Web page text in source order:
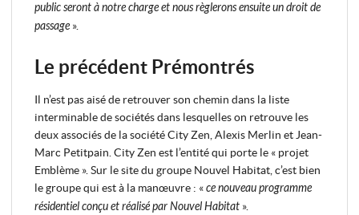
public seront à notre charge et nous règlerons ensuite un droit de
passage ».
Le précédent Prémontrés
Il n’est pas aisé de retrouver son chemin dans la liste
interminable de sociétés dans lesquelles on retrouve les
deux associés de la société City Zen, Alexis Merlin et Jean-
Marc Petitpain. City Zen est l’entité qui porte le « projet
Emblème ». Sur le site du groupe Nouvel Habitat, c’est bien
le groupe qui est à la manœuvre : «ce nouveau programme
résidentiel conçu et réalisé par Nouvel Habitat ».